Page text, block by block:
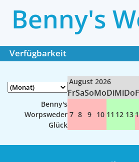
Benny's
Verfügbarkeit
August 2026
FrSaSoMoDiMiDo
Benny's
Worpsweder
Glück
7 8 9 10 11 12 13